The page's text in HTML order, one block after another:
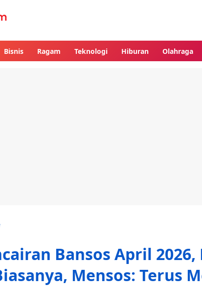
Bisnis Ragam Teknologi Hiburan Olahraga
Bansos April 2026,
Mensos: Terus